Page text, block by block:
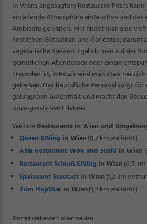
In Wiens angesagtem Restaurant Pozi’s
einladende Atmosphäre eintauchen und das
Ambiente genießen. Hier findet man eine
köstlichen Getränken und Gerichten,
vegetarische Speisen. Egal ob man auf der
gemütlichen Abendessen oder einem
Freunden ist, in Pozi’s wird man stets
geheißen. Das freundliche Personal sorgt für
gelungenen Aufenthalt und macht den
unvergesslichen Erlebnis.
WeitereRestaurants in Wien und
Queen Eßling in Wien (0,7 km entfernt)
Asia Restaurant Wok und Sushi in Wien
Restaurant Schloß Eßling in Wien (0,9
Speiseamt Seestadt in Wien (1,2 km
Zum Hopfbär in Wien (1,2 km entfernt)
Eintrag verbessern oder melden